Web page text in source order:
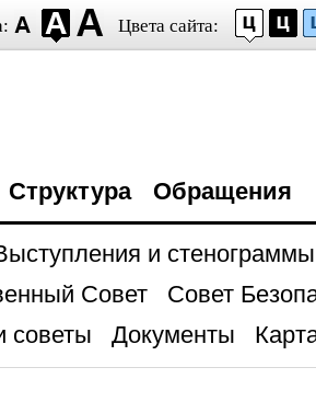
Цвета сайта:
Структура Обращения
и стенограммы
Совет
Совет
советы
Документы